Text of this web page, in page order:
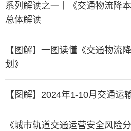
系列解读之一丨《交通物流降
总体解读
【图解】一图读懂《交通物流
划》
【图解】2024年1-10月交通运
《城市轨道交通运营安全风险